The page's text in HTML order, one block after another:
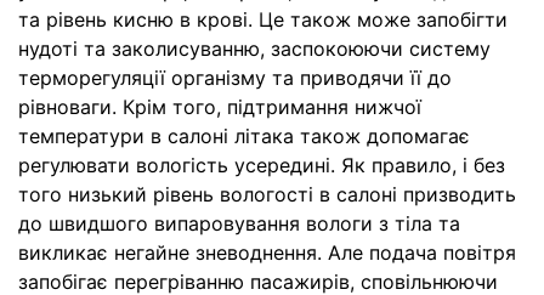
та рівень кисню в крові. Це також може запобігти
нудоті та заколисуванню, заспокоюючи систему
терморегуляції організму та приводячи її до
рівноваги. Крім того, підтримання нижчої
температури в салоні літака також допомагає
регулювати вологість усередині. Як правило, і без
того низький рівень вологості в салоні призводить
до швидшого випаровування вологи з тіла та
викликає негайне зневоднення. Але подача повітря
запобігає перегріванню пасажирів, сповільнюючи